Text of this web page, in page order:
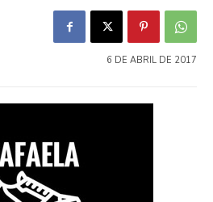
6 DE ABRIL DE 2017